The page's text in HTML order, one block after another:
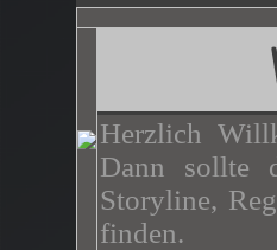
Herzlich
Dann sollte
Storyline,
finden.